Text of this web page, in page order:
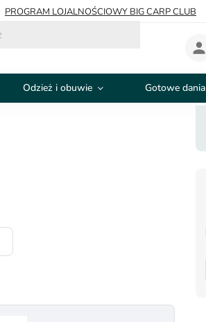
PROGRAM LOJALNOŚCIOWY BIG CARP CLUB
Odzież i obuwie Gotowe dania